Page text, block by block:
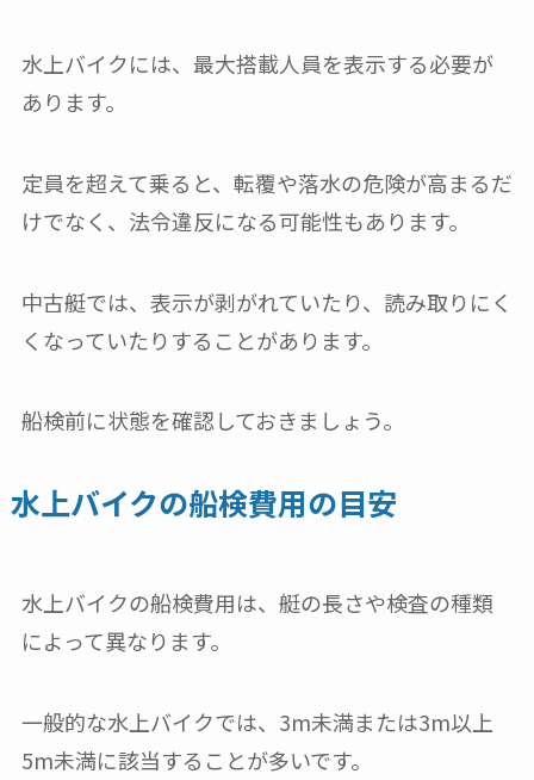
水上バイクには、最大搭載人員を表示する必要が
あります。
定員を超えて乗ると、転覆や落水の危険が高まるだ
けでなく、法令違反になる可能性もあります。
中古艇では、表示が剥がれていたり、読み取りにく
くなっていたりすることがあります。
船検前に状態を確認しておきましょう。
水上バイクの船検費用の目安
水上バイクの船検費用は、艇の長さや検査の種類
によって異なります。
一般的な水上バイクでは、3m未満または3m以上
5m未満に該当することが多いです。